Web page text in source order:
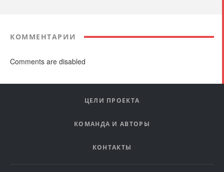
КОММЕНТАРИИ
Comments are disabled
ЦЕЛИ ПРОЕКТА
КОМАНДА И АВТОРЫ
КОНТАКТЫ